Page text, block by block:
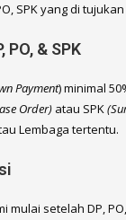
SPK yang di
PO, & SPK
Payment) minimal
Order) atau SPK
Lembaga tertentu.
mulai setelah DP,